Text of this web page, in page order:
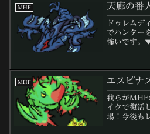
MHF 天廊の番
ドゥレムデ
でハンター
怖いです。
MHF エスピナ
我らがMHF
イクで復活
場！今後も